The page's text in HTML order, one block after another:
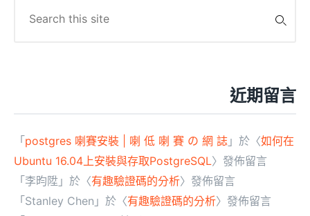
for:
近期留言
「 postgres 喇賽安裝 | 喇 低 喇 賽 の 網 誌 」於〈如何在
Ubuntu 16.04上安裝與存取PostgreSQL〉發佈留言
「 李昀陞 」於〈有趣驗證碼的分析〉發佈留言
「 Stanley Chen 」於〈有趣驗證碼的分析〉發佈留言